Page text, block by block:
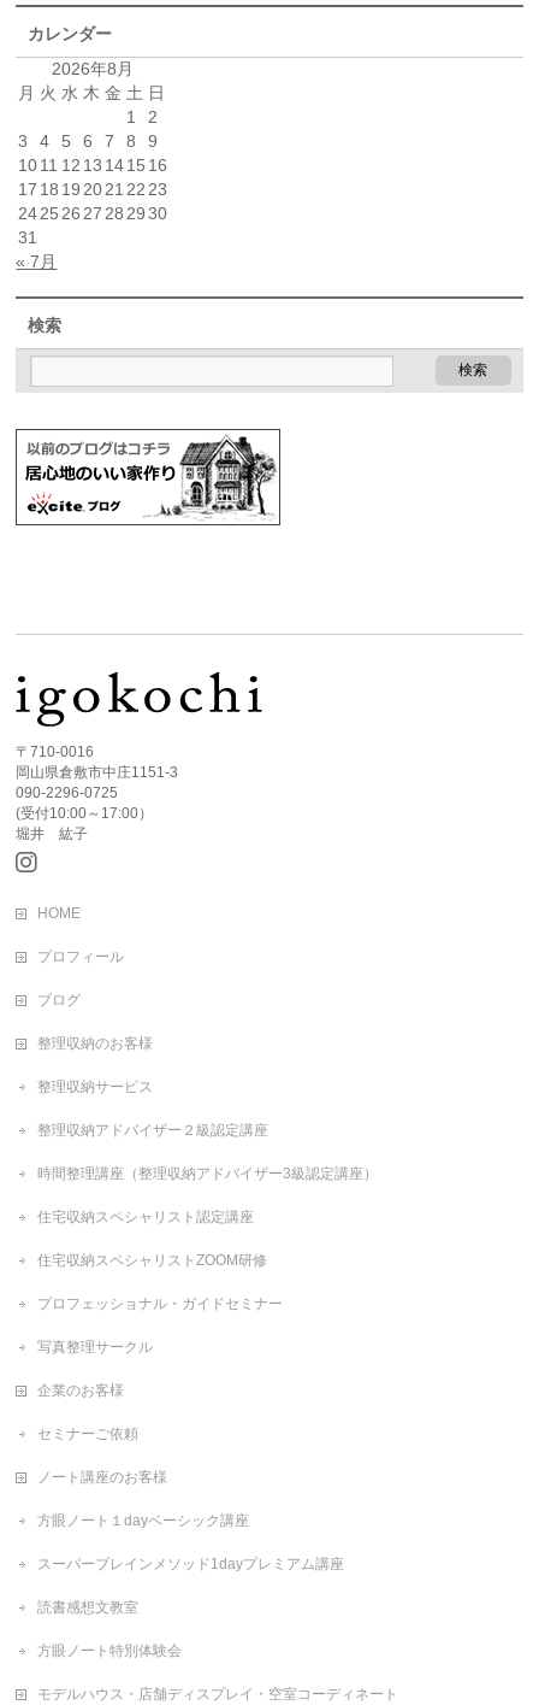
カレンダー
2026年8月
月 火 水 木 金 土 日
1
2
3
4 5 6 7 8
9
1011 12 13 1415 16
17 18 19 2021 22 23
2425 26 27 28 29 30
31
« 7月
検索
〒710-0016
岡山県倉敷市中庄1151-3
090-2296-0725
(受付10:00～17:00）
堀井 紘子
HOME
プロフィール
ブログ
整理収納のお客様
整理収納サービス
整理収納アドバイザー２級認定講座
時間整理講座（整理収納アドバイザー3級認定講座）
住宅収納スペシャリスト認定講座
住宅収納スペシャリストZOOM研修
プロフェッショナル・ガイドセミナー
写真整理サークル
企業のお客様
セミナーご依頼
ノート講座のお客様
方眼ノート１dayベーシック講座
スーパーブレインメソッド1dayプレミアム講座
読書感想文教室
方眼ノート特別体験会
モデルハウス・店舗ディスプレイ・空室コーディネート